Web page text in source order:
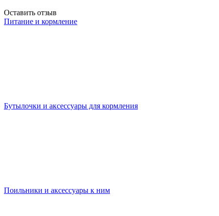
Оставить отзыв
Питание и кормление
Бутылочки и аксессуары для кормления
Поильники и аксессуары к ним